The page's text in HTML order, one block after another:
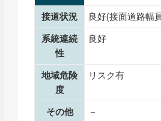
接道状況 良好(接面道路幅
系統連続
性
良好
地域危険
度
リスク有
その他 －